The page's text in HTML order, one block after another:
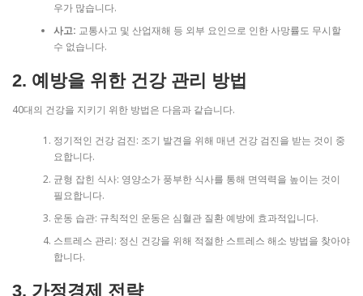
우가 많습니다.
사고: 교통사고 및 산업재해 등 외부 요인으로 인한 사망률도 무시할
수 없습니다.
2. 예방을 위한 건강 관리 방법
40대의 건강을 지키기 위한 방법은 다음과 같습니다.
정기적인 건강 검진: 조기 발견을 위해 매년 건강 검진을 받는 것이 중
요합니다.
균형 잡힌 식사: 영양소가 풍부한 식사를 통해 면역력을 높이는 것이
필요합니다.
운동 습관: 규칙적인 운동은 심혈관 질환 예방에 효과적입니다.
스트레스 관리: 정신 건강을 위해 적절한 스트레스 해소 방법을 찾아야
합니다.
3. 가정경제 전략